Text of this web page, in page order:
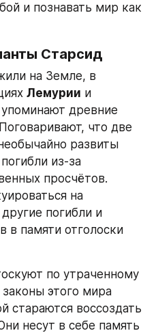
и познавать мир как
Старсид
на Земле, в
Лемурии
древние
что две
развиты
из-за
просчётов.
на
погибли и
в памяти отголоски
по утраченному
законы этого мира
стараются воссоздать
несут в себе память